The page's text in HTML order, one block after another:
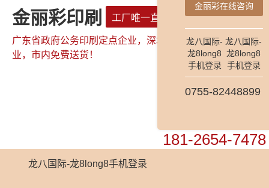
金丽彩印刷 工厂唯一直属网站
广东省政府公务印刷定点企业，深圳市政府公务印刷定点企
业，市内免费送货！
181-2654-7478
龙八国际-龙8long8手机登录
金丽彩在线咨询
龙八国际-
龙8long8
手机登录
龙八国际-
龙8long8
手机登录
0755-82448899